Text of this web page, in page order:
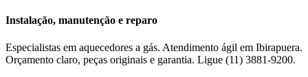
Instalação, manutenção e reparo
Especialistas em aquecedores a gás. Atendimento ágil em Ibirapuera.
Orçamento claro, peças originais e garantia. Ligue (11) 3881-9200.